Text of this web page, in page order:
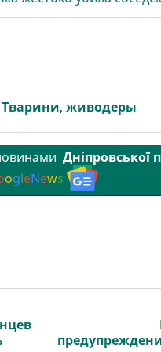
Тварини, живодеры
Дніпровської
ogleNews